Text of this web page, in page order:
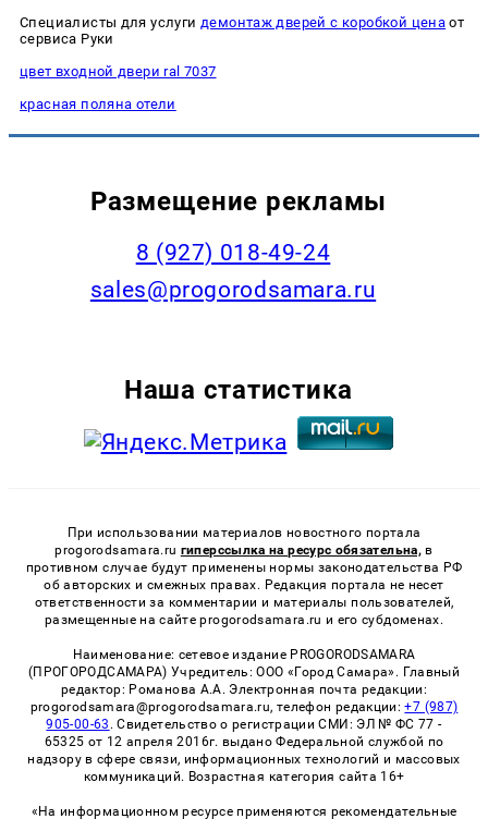
Специалисты для услуги демонтаж дверей с коробкой цена от
сервиса Руки
цвет входной двери ral 7037
красная поляна отели
Размещение рекламы
8 (927) 018-49-24
sales@progorodsamara.ru
Наша статистика
При использовании материалов новостного портала
progorodsamara.ru гиперссылка на ресурс обязательна, в
противном случае будут применены нормы законодательства РФ
об авторских и смежных правах. Редакция портала не несет
ответственности за комментарии и материалы пользователей,
размещенные на сайте progorodsamara.ru и его субдоменах.
Наименование: сетевое издание PROGORODSAMARA
(ПРОГОРОДСАМАРА) Учредитель: ООО «Город Самара». Главный
редактор: Романова А.А. Электронная почта редакции:
progorodsamara@progorodsamara.ru, телефон редакции:+7 (987)
905-00-63 . Свидетельство о регистрации СМИ: ЭЛ № ФС 77 -
65325 от 12 апреля 2016г. выдано Федеральной службой по
надзору в сфере связи, информационных технологий и массовых
коммуникаций. Возрастная категория сайта 16+
«На информационном ресурсе применяются рекомендательные